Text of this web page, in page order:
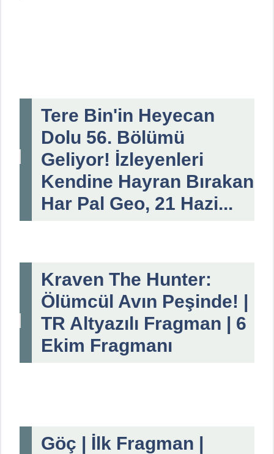
Tere Bin'in Heyecan
Dolu 56. Bölümü
Geliyor! İzleyenleri
Kendine Hayran Bırakan
Har Pal Geo, 21 Hazi...
Kraven The Hunter:
Ölümcül Avın Peşinde! |
TR Altyazılı Fragman | 6
Ekim Fragmanı
Göç | İlk Fragman |